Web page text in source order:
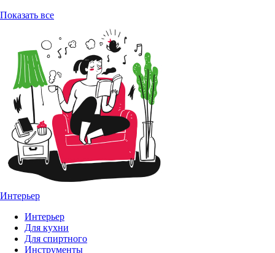
Показать все
Интерьер
Интерьер
Для кухни
Для спиртного
Инструменты